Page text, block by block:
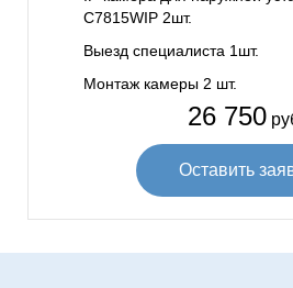
C7815WIP 2шт.
Выезд специалиста 1шт.
Монтаж камеры 2 шт.
26 750
Оставить